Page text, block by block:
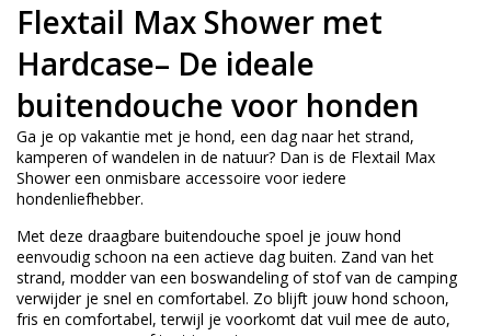
Flextail Max Shower met
Hardcase– De ideale
buitendouche voor honden
Ga je op vakantie met je hond, een dag naar het strand,
kamperen of wandelen in de natuur? Dan is de Flextail Max
Shower een onmisbare accessoire voor iedere
hondenliefhebber.
Met deze draagbare buitendouche spoel je jouw hond
eenvoudig schoon na een actieve dag buiten. Zand van het
strand, modder van een boswandeling of stof van de camping
verwijder je snel en comfortabel. Zo blijft jouw hond schoon,
fris en comfortabel, terwijl je voorkomt dat vuil mee de auto,